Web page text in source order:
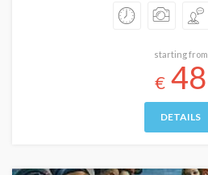
starting from
€ 48
DETAILS